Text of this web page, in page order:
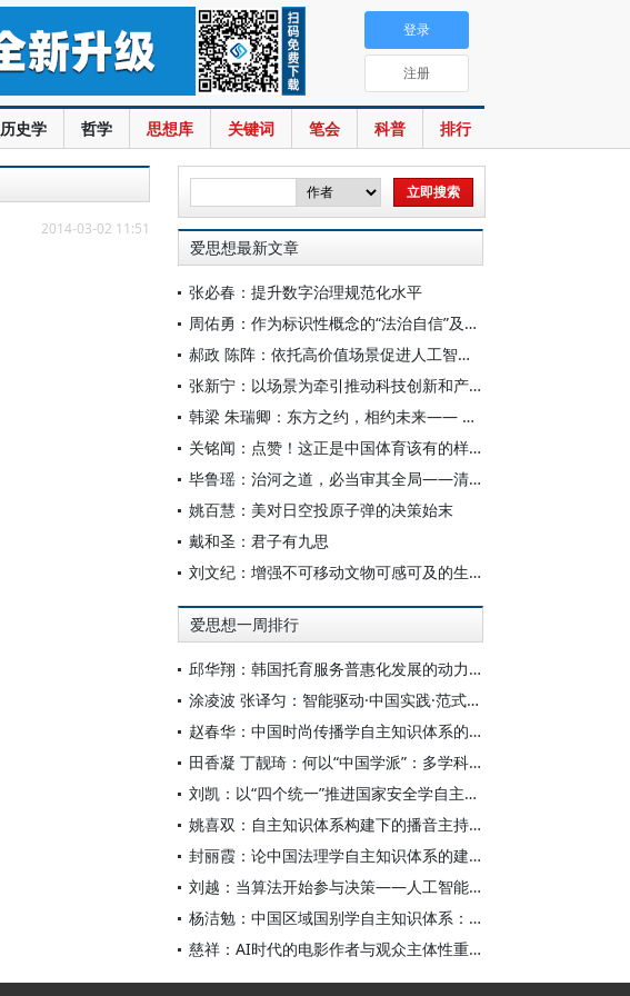
历史学 哲学 思想库 关键词 笔会 科普 排行
登录
注册
2014-03-02 11:51
爱思想最新文章
张必春：提升数字治理规范化水平
周佑勇：作为标识性概念的“法治自信”及其时代意蕴
郝政 陈阵：依托高价值场景促进人工智能高质量数据集建设
张新宁：以场景为牵引推动科技创新和产业创新深度融合
韩梁 朱瑞卿：东方之约，相约未来—— 中国元首外交的世界情怀与大国气派
关铭闻：点赞！这正是中国体育该有的样子
毕鲁瑶：治河之道，必当审其全局——清代靳辅的治水理念与实践
姚百慧：美对日空投原子弹的决策始末
戴和圣：君子有九思
刘文纪：增强不可移动文物可感可及的生命力
爱思想一周排行
邱华翔：韩国托育服务普惠化发展的动力机制、制度路径与政策效应
涂凌波 张译匀：智能驱动·中国实践·范式创新：“构建中国新闻传播学自主知识体系”专题研讨会综述
赵春华：中国时尚传播学自主知识体系的内在逻辑与实践路径
田香凝 丁靓琦：何以“中国学派”：多学科视野下中国特色新闻传播学建设的研究
刘凯：以“四个统一”推进国家安全学自主知识体系构建
姚喜双：自主知识体系构建下的播音主持高等专业教育研究
封丽霞：论中国法理学自主知识体系的建构
刘越：当算法开始参与决策——人工智能重塑全球治理的底层逻辑
杨洁勉：中国区域国别学自主知识体系：本原、借鉴和建构
慈祥：AI时代的电影作者与观众主体性重构